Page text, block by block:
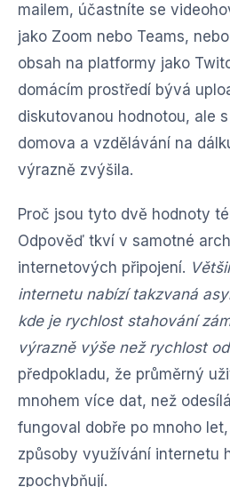
mailem, účastníte se
jako Zoom nebo Teams,
obsah na platformy jako
domácím prostředí bývá
diskutovanou hodnotou, ale
domova a vzdělávání na
výrazně zvýšila.
Proč jsou tyto dvě hodnoty
Odpověď tkví v samotné
internetových připojení.
internetu nabízí takzvaná
kde je rychlost stahování
výrazně výše než rychlost
předpokladu, že průměrný
mnohem více dat, než
fungoval dobře po mnoho
způsoby využívání internetu
zpochybňují.